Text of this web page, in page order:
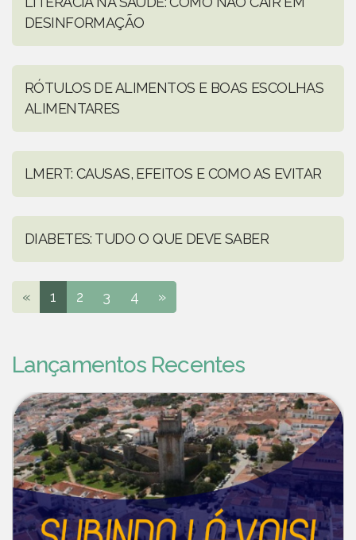
DESINFORMAÇÃO
RÓTULOS DE ALIMENTOS E BOAS ESCOLHAS
ALIMENTARES
LMERT: CAUSAS, EFEITOS E COMO AS EVITAR
DIABETES: TUDO O QUE DEVE SABER
« 1 2 3 4 »
Lançamentos Recentes